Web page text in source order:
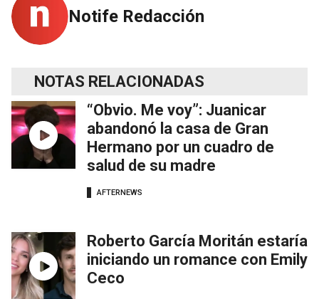
Notife Redacción
NOTAS RELACIONADAS
“Obvio. Me voy”: Juanicar
abandonó la casa de Gran
Hermano por un cuadro de
salud de su madre
AFTERNEWS
Roberto García Moritán estaría
iniciando un romance con Emily
Ceco